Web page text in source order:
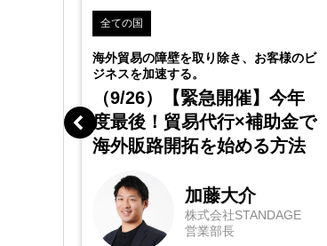
全ての国
海外貿易の障壁を取り除き、お客様のビ
ジネスを加速する。
（9/26）【緊急開催】今年
度最後！貿易代行×補助金で
海外販路開拓を始める方法
加藤大介
株式会社STANDAGE
営業部長